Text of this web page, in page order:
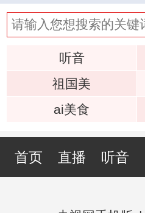
听音
祖国美
ai美食
首页 直播 听音